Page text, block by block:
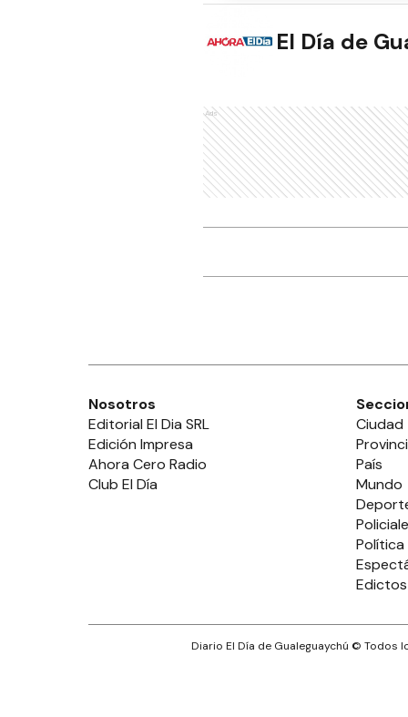
El Día de
Ads
Nosotros
Editorial El Dia SRL
Edición Impresa
Ahora Cero Radio
Club El Día
Ciudad
País
Mundo
Política
Edictos
Diario El Día de Gualeguaychú © Todos